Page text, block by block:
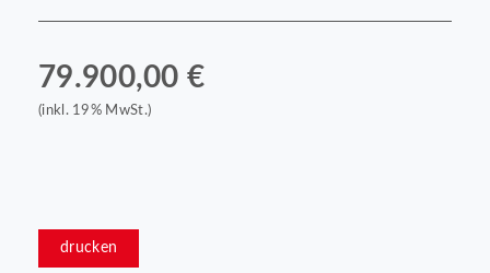
79.900,00 €
(inkl. 19% MwSt.)
drucken